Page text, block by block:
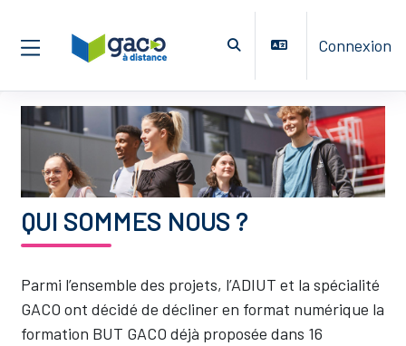
Panneau latéral
Activer/désactiver la saisie de
Connexion
Blocs
QUI SOMMES NOUS ?
Parmi l’ensemble des projets, l’ADIUT et la spécialité
GACO ont décidé de décliner en format numérique la
formation BUT GACO déjà proposée dans 16